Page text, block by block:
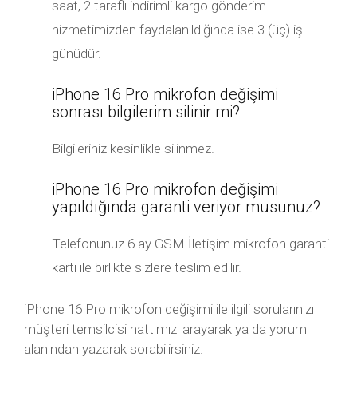
saat, 2 taraflı indirimli kargo gönderim
hizmetimizden faydalanıldığında ise 3 (üç) iş
günüdür.
iPhone 16 Pro mikrofon değişimi
sonrası bilgilerim silinir mi?
Bilgileriniz kesinlikle silinmez.
iPhone 16 Pro mikrofon değişimi
yapıldığında garanti veriyor musunuz?
Telefonunuz 6 ay GSM İletişim mikrofon garanti
kartı ile birlikte sizlere teslim edilir.
iPhone 16 Pro mikrofon değişimi ile ilgili sorularınızı
müşteri temsilcisi hattımızı arayarak ya da yorum
alanından yazarak sorabilirsiniz.